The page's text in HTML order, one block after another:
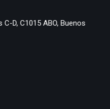
D, C1015 ABO, Buenos